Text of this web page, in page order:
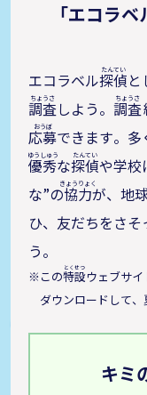
「エコラ
エコラベル探偵
調査しよう。 調査
応募できます。多
優秀な探偵や学校
な”の協力が、地
ひ、友だちをさ
う。
この特設ウェブサイ
ダウンロードして
キミ